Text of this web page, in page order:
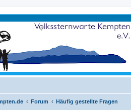
Forum Häufig gestellte Fragen